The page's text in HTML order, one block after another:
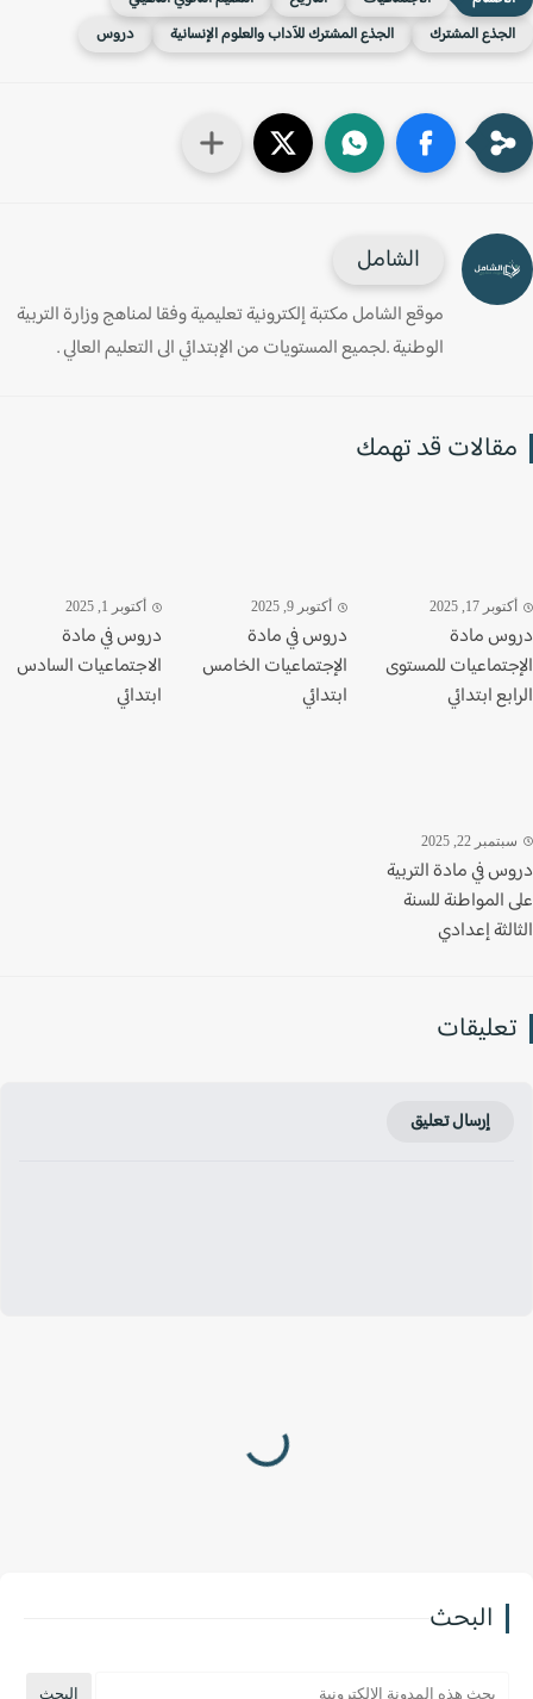
المشترك
الجذع المشترك للآداب والعلوم الإنسانية دروس
الشامل
موقع الشامل مكتبة إلكترونية تعليمية وفقا لمناهج وزارة التربية
الوطنية .لجميع المستويات من الإبتدائي الى التعليم العالي .
قد تهمك
17, 2025
مادة
للمستوى
ابتدائي
أكتوبر 9, 2025
دروس في مادة
الإجتماعيات الخامس
ابتدائي
أكتوبر 1, 2025
دروس في مادة
الاجتماعيات السادس
ابتدائي
22, 2025
في مادة التربية
للسنة
إعدادي
إرسال تعليق
البحث